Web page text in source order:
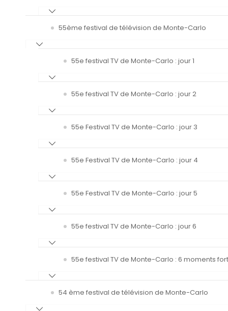
55ème festival de télévision de Monte-Carlo
55e festival TV de Monte-Carlo : jour 1
55e festival TV de Monte-Carlo : jour 2
55e Festival TV de Monte-Carlo : jour 3
55e Festival TV de Monte-Carlo : jour 4
55e Festival TV de Monte-Carlo : jour 5
55e festival TV de Monte-Carlo : jour 6
55e festival TV de Monte-Carlo : 6 moments
54 ème festival de télévision de Monte-Carlo